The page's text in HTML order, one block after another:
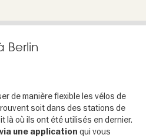
Berlin
de manière flexible les vélos de
soit dans des stations de
là où ils ont été utilisés en dernier.
via une application qui vous